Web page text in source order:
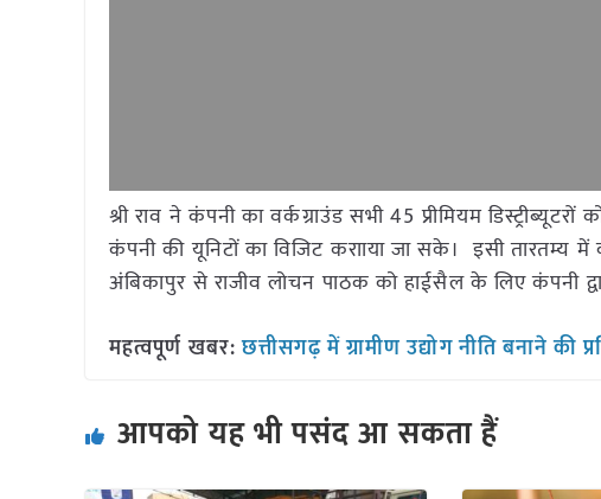
श्री राव ने कंपनी का वर्कग्राउंड सभी 45 प्रीमियम
कंपनी की यूनिटों का विजिट करााया जा सके। इसी तारतम्य में
अंबिकापुर से राजीव लोचन पाठक को हाईसैल के लिए कंपनी
महत्वपूर्ण खबर:छत्तीसगढ़ में ग्रामीण उद्योग नीति बनाने की
आपको यह भी पसंद आ सकता हैं